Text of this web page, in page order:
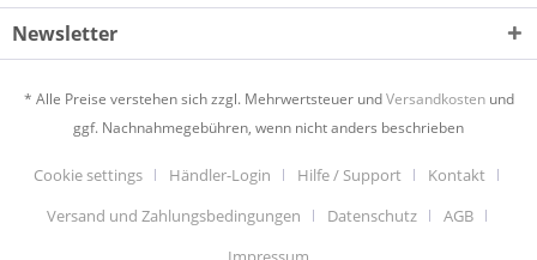
Newsletter
* Alle Preise verstehen sich zzgl. Mehrwertsteuer undVersandkostenund
ggf. Nachnahmegebühren, wenn nicht anders beschrieben
Cookie settings Händler-Login Hilfe / Support
Kontakt
Versand und Zahlungsbedingungen
Datenschutz
AGB